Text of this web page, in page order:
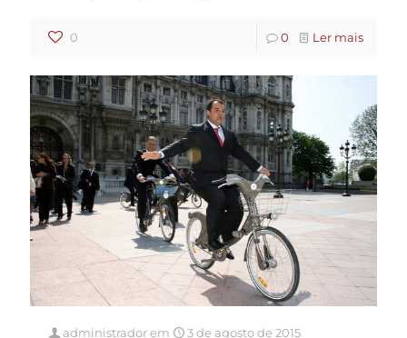
0 0 Ler mais
administradorem
3 de agosto de 2015